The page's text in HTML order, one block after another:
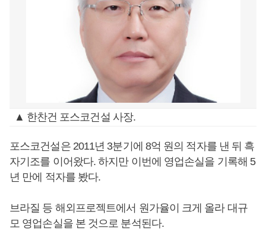
▲ 한찬건 포스코건설 사장.
포스코건설은 2011년 3분기에 8억 원의 적자를 낸 뒤 흑
자기조를 이어왔다. 하지만 이번에 영업손실을 기록해 5
년 만에 적자를 봤다.
브라질 등 해외프로젝트에서 원가율이 크게 올라 대규
모 영업손실을 본 것으로 분석된다.